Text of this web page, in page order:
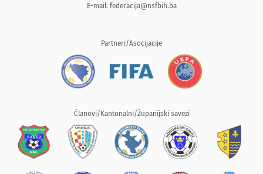
E-mail: federacija@nsfbih.ba
Partneri/Asocijacije
Članovi/Kantonalni/Županijski savezi